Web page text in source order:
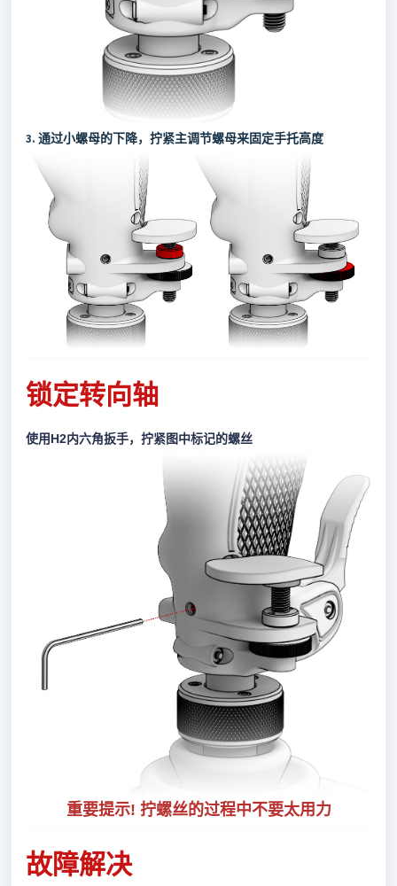
3. 通过小螺母的下降，拧紧主调节螺母来固定手托高度
锁定转向轴
使用H2内六角扳手，拧紧图中标记的螺丝
重要提示! 拧螺丝的过程中不要太用力
故障解决